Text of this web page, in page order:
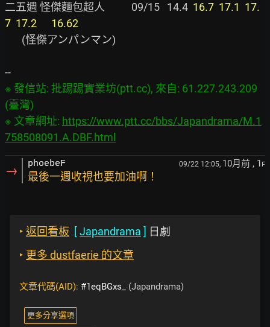
二五週 怪傑麵包超人           09/15   14.4 16.7  17.1  17.
7  17.2      16.62
※ 發信站: 批踢踢實業坊(ptt.cc), 來自: 61.227.243.209
(臺灣)
※ 文章網址: https://www.ptt.cc/bbs/Japandrama/M.1
758508091.A.DBF.html
→ phoebeF 09/22 12:05, 10月前 , 1 F
最後一週收視也要加油啊！
‣ 返回看板 [Japandrama ] 日劇
‣ 更多 dustfaerie 的文章
文章代碼(AID): #1eqBGxs_ (Japandrama)
更多分享選項